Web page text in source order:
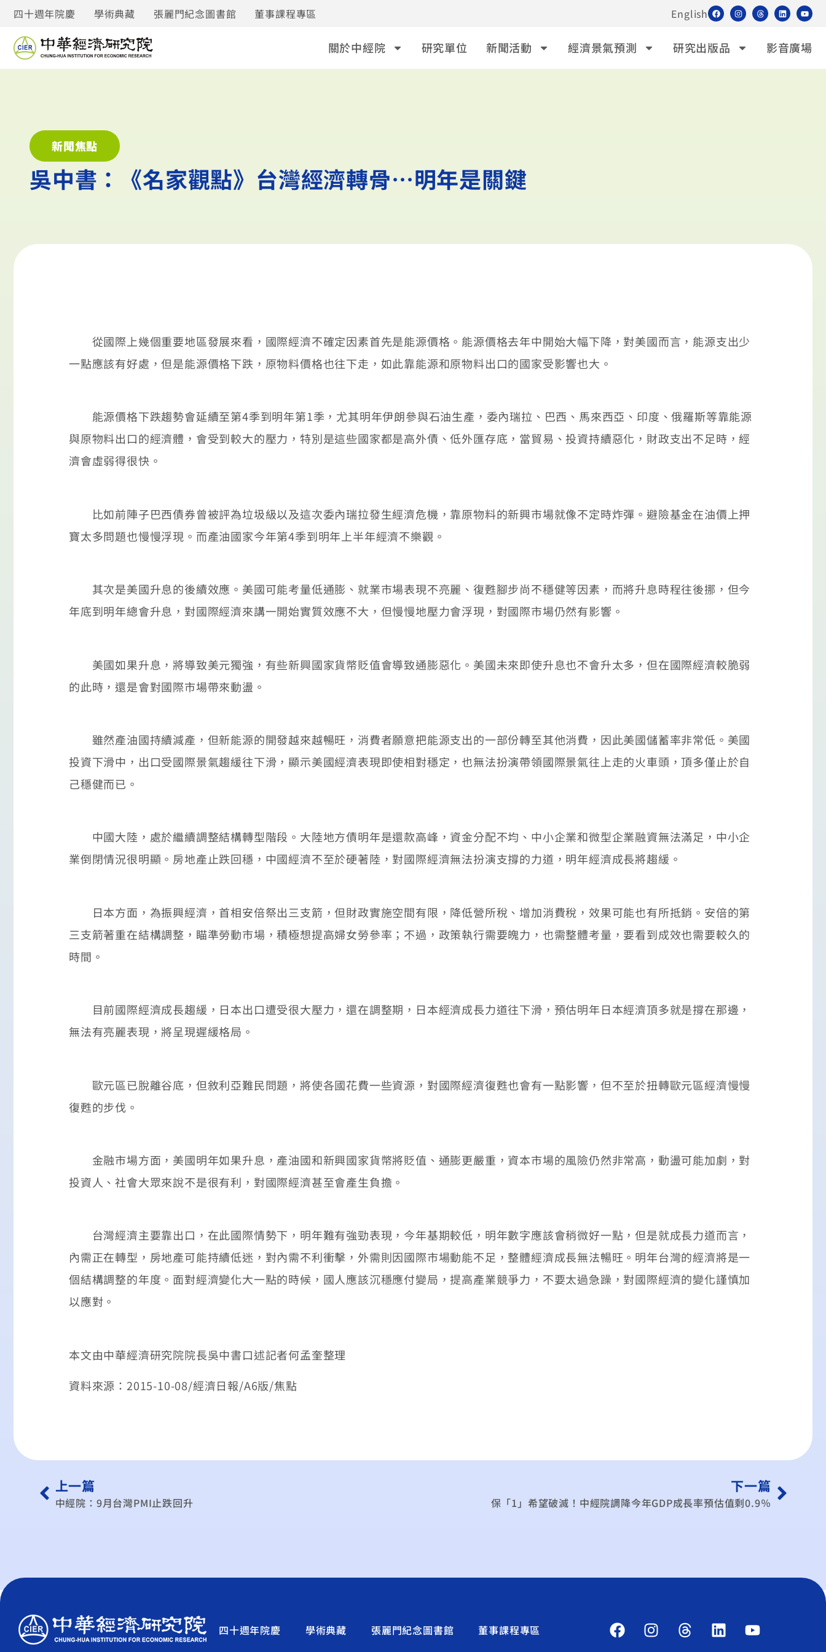
四十週年院慶 學術典藏 張麗門紀念圖書館 董事課程專區 English
關於中經院 研究單位 新聞活動 經濟景氣預測 研究出版品 影音廣場
新聞焦點
吳中書：《名家觀點》台灣經濟轉骨…明年是關鍵
從國際上幾個重要地區發展來看，國際經濟不確定因素首先是能源價格。能源價格去年中開始大幅下降，對美國而言，能源支出少
一點應該有好處，但是能源價格下跌，原物料價格也往下走，如此靠能源和原物料出口的國家受影響也大。
能源價格下跌趨勢會延續至第4季到明年第1季，尤其明年伊朗參與石油生產，委內瑞拉、巴西、馬來西亞、印度、俄羅斯等靠能源
與原物料出口的經濟體，會受到較大的壓力，特別是這些國家都是高外債、低外匯存底，當貿易、投資持續惡化，財政支出不足時，經
濟會虛弱得很快。
比如前陣子巴西債券曾被評為垃圾級以及這次委內瑞拉發生經濟危機，靠原物料的新興市場就像不定時炸彈。避險基金在油價上押
寶太多問題也慢慢浮現。而產油國家今年第4季到明年上半年經濟不樂觀。
其次是美國升息的後續效應。美國可能考量低通膨、就業市場表現不亮麗、復甦腳步尚不穩健等因素，而將升息時程往後挪，但今
年底到明年總會升息，對國際經濟來講一開始實質效應不大，但慢慢地壓力會浮現，對國際市場仍然有影響。
美國如果升息，將導致美元獨強，有些新興國家貨幣貶值會導致通膨惡化。美國未來即使升息也不會升太多，但在國際經濟較脆弱
的此時，還是會對國際市場帶來動盪。
雖然產油國持續減產，但新能源的開發越來越暢旺，消費者願意把能源支出的一部份轉至其他消費，因此美國儲蓄率非常低。美國
投資下滑中，出口受國際景氣趨緩往下滑，顯示美國經濟表現即使相對穩定，也無法扮演帶領國際景氣往上走的火車頭，頂多僅止於自
己穩健而已。
中國大陸，處於繼續調整結構轉型階段。大陸地方債明年是還款高峰，資金分配不均、中小企業和微型企業融資無法滿足，中小企
業倒閉情況很明顯。房地產止跌回穩，中國經濟不至於硬著陸，對國際經濟無法扮演支撐的力道，明年經濟成長將趨緩。
日本方面，為振興經濟，首相安倍祭出三支箭，但財政實施空間有限，降低營所稅、增加消費稅，效果可能也有所抵銷。安倍的第
三支箭著重在結構調整，瞄準勞動市場，積極想提高婦女勞參率；不過，政策執行需要魄力，也需整體考量，要看到成效也需要較久的
時間。
目前國際經濟成長趨緩，日本出口遭受很大壓力，還在調整期，日本經濟成長力道往下滑，預估明年日本經濟頂多就是撐在那邊，
無法有亮麗表現，將呈現遲緩格局。
歐元區已脫離谷底，但敘利亞難民問題，將使各國花費一些資源，對國際經濟復甦也會有一點影響，但不至於扭轉歐元區經濟慢慢
復甦的步伐。
金融市場方面，美國明年如果升息，產油國和新興國家貨幣將貶值、通膨更嚴重，資本市場的風險仍然非常高，動盪可能加劇，對
投資人、社會大眾來說不是很有利，對國際經濟甚至會產生負擔。
台灣經濟主要靠出口，在此國際情勢下，明年難有強勁表現，今年基期較低，明年數字應該會稍微好一點，但是就成長力道而言，
內需正在轉型，房地產可能持續低迷，對內需不利衝擊，外需則因國際市場動能不足，整體經濟成長無法暢旺。明年台灣的經濟將是一
個結構調整的年度。面對經濟變化大一點的時候，國人應該沉穩應付變局，提高產業競爭力，不要太過急躁，對國際經濟的變化謹慎加
以應對。
本文由中華經濟研究院院長吳中書口述記者何孟奎整理
資料來源：2015-10-08/經濟日報/A6版/焦點
上一篇
中經院：9月台灣PMI止跌回升
下一篇
保「1」希望破滅！中經院調降今年GDP成長率預估值剩0.9％
四十週年院慶 學術典藏 張麗門紀念圖書館 董事課程專區